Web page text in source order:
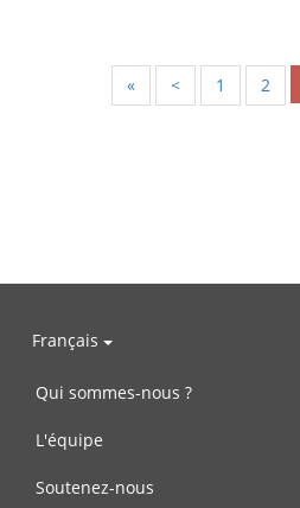
« < 1 2
Français
Qui sommes-nous ?
L'équipe
Soutenez-nous